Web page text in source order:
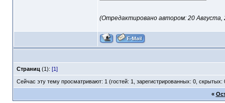
(Отредактировано автором: 20 Августа,
Страниц (1): [1]
Сейчас эту тему просматривают: 1 (гостей: 1, зарегистрированных: 0, скрытых:
«